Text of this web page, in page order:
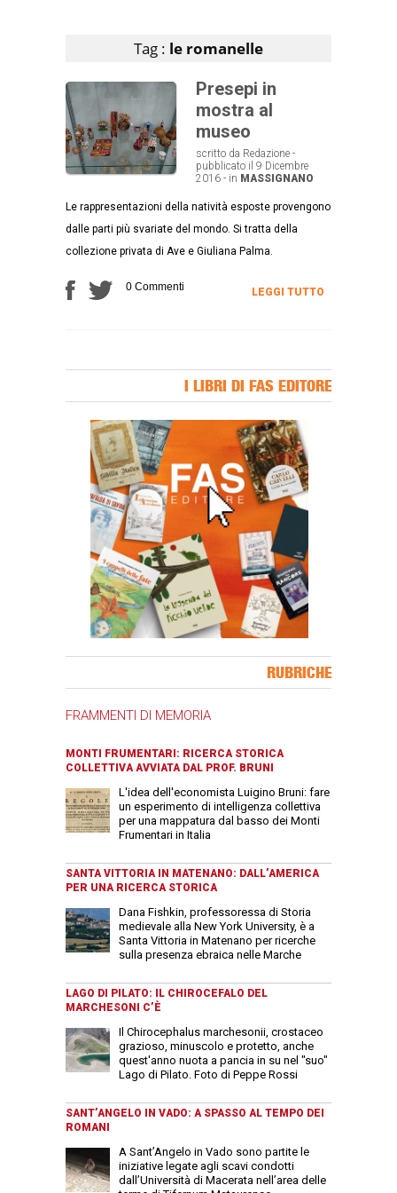
Tag : le romanelle
Presepi in
mostra al
museo
scritto da Redazione -
pubblicato il 9 Dicembre
2016 - in MASSIGNANO
Le rappresentazioni della natività esposte provengono
dalle parti più svariate del mondo. Si tratta della
collezione privata di Ave e Giuliana Palma.
0 Commenti LEGGI TUTTO
I LIBRI DI FAS EDITORE
RUBRICHE
FRAMMENTI DI MEMORIA
MONTI FRUMENTARI: RICERCA STORICA
COLLETTIVA AVVIATA DAL PROF. BRUNI
L'idea dell'economista Luigino Bruni: fare
un esperimento di intelligenza collettiva
per una mappatura dal basso dei Monti
Frumentari in Italia
SANTA VITTORIA IN MATENANO: DALL’AMERICA
PER UNA RICERCA STORICA
Dana Fishkin, professoressa di Storia
medievale alla New York University, è a
Santa Vittoria in Matenano per ricerche
sulla presenza ebraica nelle Marche
LAGO DI PILATO: IL CHIROCEFALO DEL
MARCHESONI C’È
Il Chirocephalus marchesonii, crostaceo
grazioso, minuscolo e protetto, anche
quest'anno nuota a pancia in su nel "suo"
Lago di Pilato. Foto di Peppe Rossi
SANT’ANGELO IN VADO: A SPASSO AL TEMPO DEI
ROMANI
A Sant’Angelo in Vado sono partite le
iniziative legate agli scavi condotti
dall’Università di Macerata nell’area delle